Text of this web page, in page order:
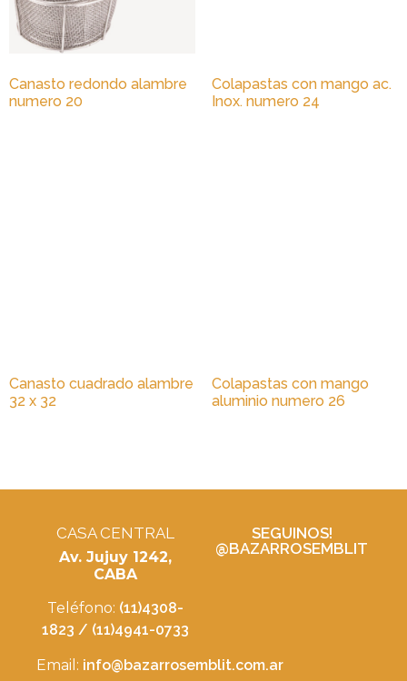
Canasto redondo alambre
numero 20
Colapastas con mango ac.
Inox. numero 24
Canasto cuadrado alambre
32 x 32
Colapastas con mango
aluminio numero 26
CASA CENTRAL
Av. Jujuy 1242,
CABA
Teléfono: (11)4308-
1823 / (11)4941-0733
Email: info@bazarrosemblit.com.ar
SEGUINOS!
@BAZARROSEMBLIT